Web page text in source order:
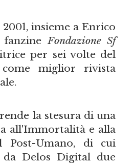
insieme a Enrico
fanzineFondazione Sf
per sei volte del
miglior rivista
la stesura di una
all'Immortalità e alla
Post-Umano, di cui
Delos Digital due